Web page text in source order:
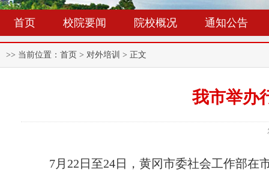
首页 校院要闻 院校概况 通知公告
>> 当前位置： 首页 > 对外培训 > 正文
我市举办
7月22日至24日，黄冈市委社会工作部在